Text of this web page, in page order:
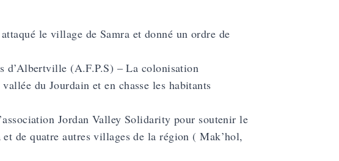
le village de Samra et donné un ordre de
d’Albertville (A.F.P.S) – La colonisation
du Jourdain et en chasse les habitants
Jordan Valley Solidarity pour soutenir le
de quatre autres villages de la région ( Mak’hol,